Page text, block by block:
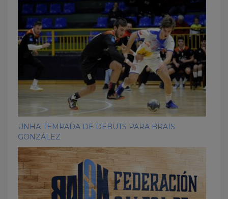
UNHA TEMPADA DE DEBUTS PARA BRAIS
GONZÁLEZ